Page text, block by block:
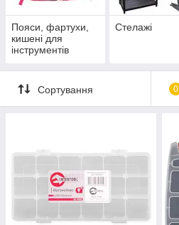
Пояси, фартухи,
кишені для
інструментів
Стелажі
Сортування 0